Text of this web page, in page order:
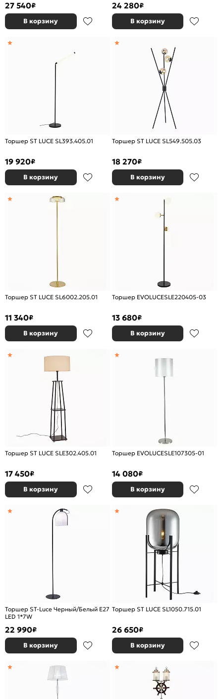
27 540₽
В корзину
24 280₽
В корзину
Торшер ST LUCE SL393.405.01
19 920₽
В корзину
Торшер ST LUCE SL549.505.03
18 270₽
В корзину
Торшер ST LUCE SL6002.205.01
11 340₽
В корзину
Торшер EVOLUCESLE220405-03
13 680₽
В корзину
Торшер ST LUCE SLE302.405.01
17 450₽
В корзину
Торшер EVOLUCESLE107305-01
14 080₽
В корзину
Торшер ST-Luce Черный/Белый E27
LED 1*7W
22 990₽
В корзину
Торшер ST LUCE SL1050.715.01
26 650₽
В корзину